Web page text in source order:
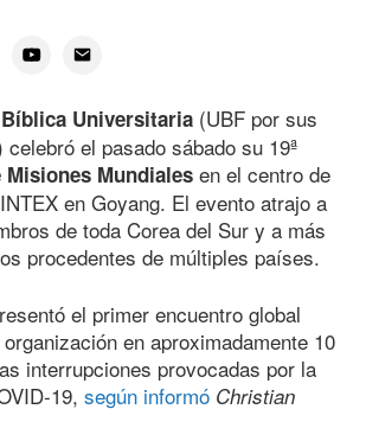
Universitaria (UBF por sus
el pasado sábado su 19ª
Mundiales en el centro de
en Goyang. El evento atrajo a
de toda Corea del Sur y a más
procedentes de múltiples países.
el primer encuentro global
en aproximadamente 10
interrupciones provocadas por la
19, según informó Christian